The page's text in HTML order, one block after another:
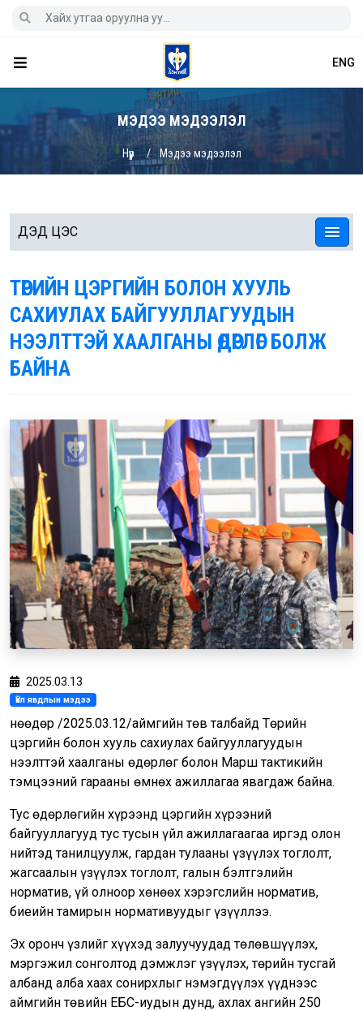
ENG
МЭДЭЭ МЭДЭЭЛЭЛ
Нүүр Мэдээ мэдээлэл
ДЭД ЦЭС
ТӨРИЙН ЦЭРГИЙН БОЛОН ХУУЛЬ
САХИУЛАХ БАЙГУУЛЛАГУУДЫН
НЭЭЛТТЭЙ ХААЛГАНЫ ӨДӨРЛӨГ БОЛЖ
БАЙНА
2025.03.13
Үйл явдлын мэдээ
Өнөөдөр /2025.03.12/аймгийн төв талбайд Төрийн
цэргийн болон хууль сахиулах байгууллагуудын
нээлттэй хаалганы өдөрлөг болон Марш тактикийн
тэмцээний гарааны өмнөх ажиллагаа явагдаж байна.
Тус өдөрлөгийн хүрээнд цэргийн хүрээний
байгууллагууд тус тусын үйл ажиллагаагаа иргэд олон
нийтэд танилцуулж, гардан тулааны үзүүлэх тоглолт,
жагсаалын үзүүлэх тоглолт, галын бэлтгэлийн
норматив, үй олноор хөнөөх хэрэгслийн норматив,
биеийн тамирын нормативуудыг үзүүллээ.
Эх оронч үзлийг хүүхэд залуучуудад төлөвшүүлэх,
мэргэжил сонголтод дэмжлэг үзүүлэх, төрийн тусгай
албанд алба хаах сонирхлыг нэмэгдүүлэх үүднээс
аймгийн төвийн ЕБС-иудын дунд, ахлах ангийн 250